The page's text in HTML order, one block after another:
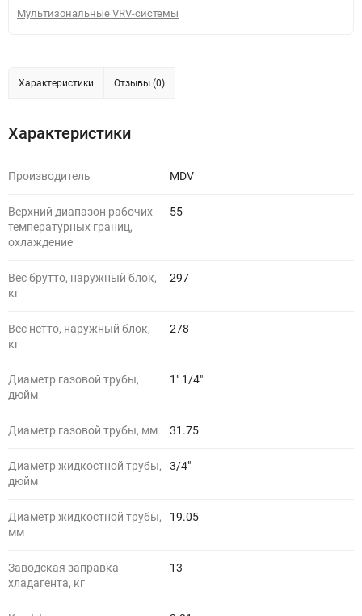
Мультизональные VRV-системы
Характеристики Отзывы (0)
Характеристики
Производитель MDV
Верхний диапазон рабочих
температурных границ,
охлаждение
55
Вес брутто, наружный блок,
кг
297
Вес нетто, наружный блок,
кг
278
Диаметр газовой трубы,
дюйм
1" 1/4"
Диаметр газовой трубы, мм 31.75
Диаметр жидкостной трубы,
дюйм
3/4"
Диаметр жидкостной трубы,
мм
19.05
Заводская заправка
хладагента, кг
13